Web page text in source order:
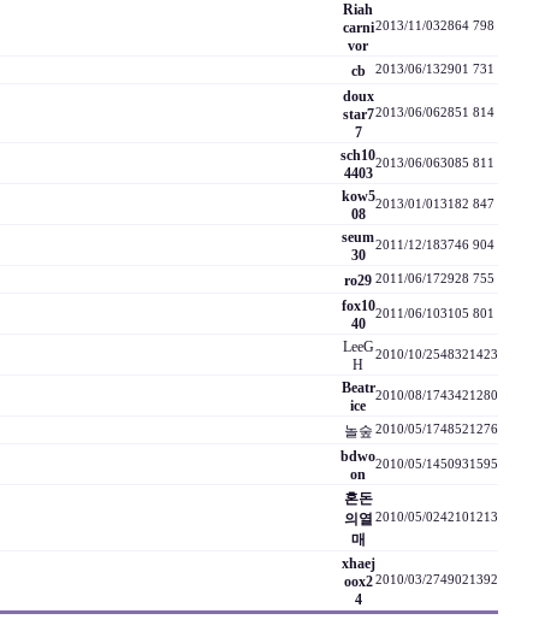
Riah
carni
vor
2013/11/032864 798
cb 2013/06/132901 731
doux
star7
7
2013/06/062851 814
sch10
4403
2013/06/063085 811
kow5
08
2013/01/01 3182 847
seum
30
2011/12/183746 904
ro29 2011/06/172928 755
fox10
40
2011/06/103105 801
LeeG
H
2010/10/2548321423
Beatr
ice
2010/08/1743421280
놀숲 2010/05/1748521276
bdwo
on
2010/05/1450931595
혼돈
의열
매
2010/05/0242101213
xhaej
oox2
4
2010/03/2749021392